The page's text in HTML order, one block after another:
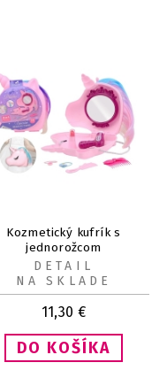
Kozmetický kufrík s
jednorožcom
11,30 €
DETAIL
NA SKLADE